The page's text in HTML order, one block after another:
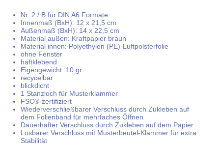
Nr. 2 / B für DIN A6 Formate
Innenmaß (BxH): 12 x 21,5 cm
Außenmaß (BxH): 14 x 22,5 cm
Material außen: Kraftpapier braun
Material innen: Polyethylen (PE)-Luftpolsterfolie
ohne Fenster
haftklebend
Eigengewicht: 10 gr.
recycelbar
blickdicht
1 Stanzloch für Musterklammer
FSC®-zertifiziert
Wiederverschließbarer Verschluss durch Zukleben auf
dem Folienband für mehrfaches Öffnen
Dauerhafter Verschluss durch Zukleben auf dem Papier
Lösbarer Verschluss mit Musterbeutel-Klammer für extra
Stabilität